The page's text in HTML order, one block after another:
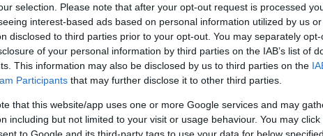
selection. Please note that after your opt-out request is processed
interest-based ads based on personal information utilized by us
disclosed to third parties prior to your opt-out. You may separately
of your personal information by third parties on the IAB’s list of
This information may also be disclosed by us to third parties on the
Participants that may further disclose it to other third parties.
that this website/app uses one or more Google services and may
including but not limited to your visit or usage behaviour. You may
to Google and its third-party tags to use your data for below
Ferenc,Szolnok,vallás
járt a botrányhős Balog Zoltán püspök
Február óta nem csitulnak a kedélyek a
kegyelmi botrány kapcsán, amely miatt